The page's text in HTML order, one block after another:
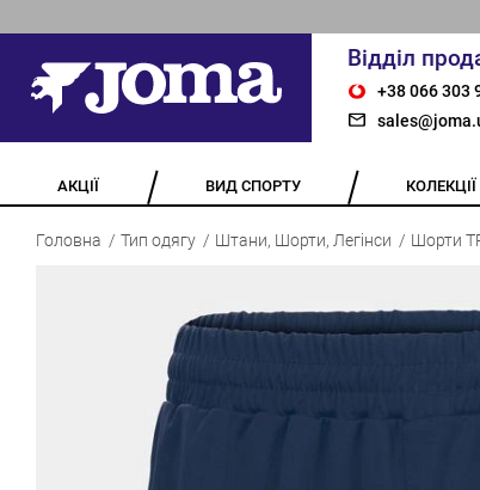
Відділ
+38 066 303
АКЦІЇ ВИД СПОРТУ КОЛЕКЦІЇ
Головна Тип одягу Штани, Шорти, Легінси Шорти